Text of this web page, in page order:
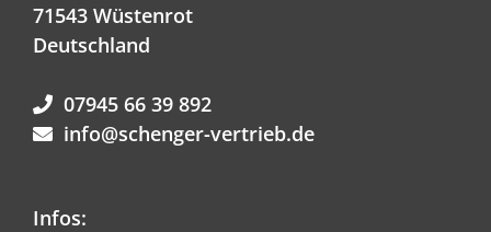
71543 Wüstenrot
Deutschland
07945 66 39 892
info@schenger-vertrieb.de
Infos: